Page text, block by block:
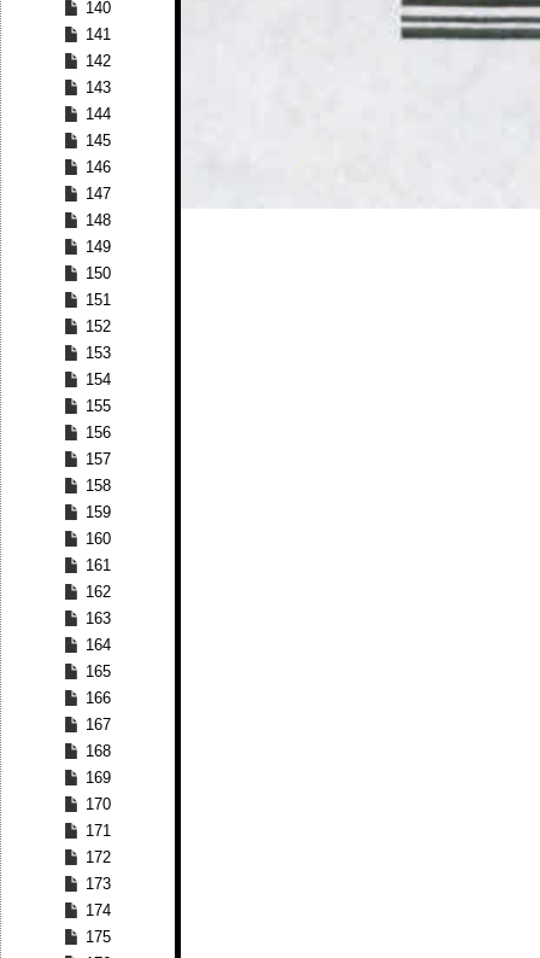
140
141
142
143
144
145
146
147
148
149
150
151
152
153
154
155
156
157
158
159
160
161
162
163
164
165
166
167
168
169
170
171
172
173
174
175